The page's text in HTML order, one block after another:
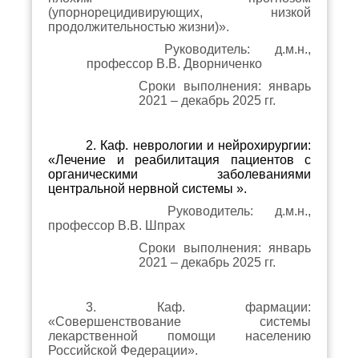
(упорнорецидивирующих, низкой
продолжительностью жизни)».
Руководитель: д.м.н.,
профессор В.В. Дворниченко
Сроки выполнения: январь
2021 – декабрь 2025 гг.
2. Каф. неврологии и нейрохирургии:
«Лечение и реабилитация пациентов с
органическими заболеваниями
центральной нервной системы ».
Руководитель: д.м.н.,
профессор В.В. Шпрах
Сроки выполнения: январь
2021 – декабрь 2025 гг.
3. Каф. фармации:
«Совершенствование системы
лекарственной помощи населению
Российской Федерации».